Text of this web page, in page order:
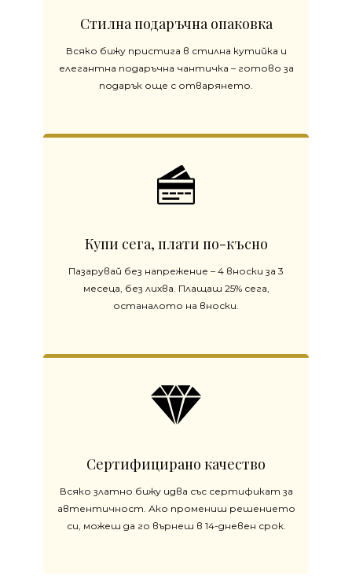
Стилна подаръчна опаковка
Всяко бижу пристига в стилна кутийка и
елегантна подаръчна чантичка – готово за
подарък още с отварянето.
Купи сега, плати по-късно
Пазарувай без напрежение – 4 вноски за 3
месеца, без лихва. Плащаш 25% сега,
останалото на вноски.
Сертифицирано качество
Всяко златно бижу идва със сертификат за
автентичност. Ако промениш решението
си, можеш да го върнеш в 14-дневен срок.